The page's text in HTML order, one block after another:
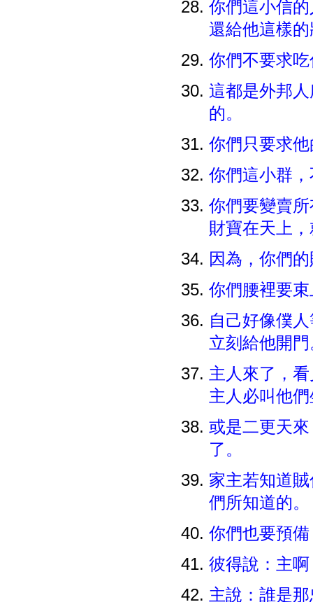
你們這小信
還給他這樣
你們不要求
這都是外邦
的。
你們只要求
你們這小群
你們要變賣
財寶在天上
因為，你們
你們腰裡要
自己好像僕
立刻給他開
主人來了，
主人必叫他
或是二更天
了。
家主若知道
們所知道的
你們也要預
彼得說：主
主說：誰是